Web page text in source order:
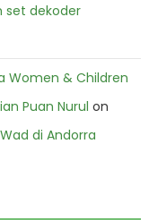
set dekoder
Women & Children
Puan Nurul on
di Andorra